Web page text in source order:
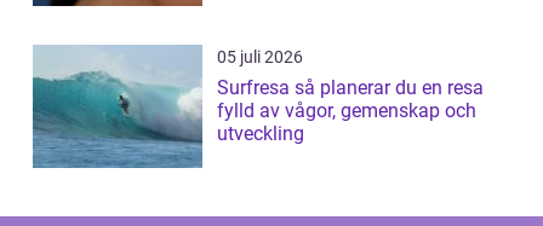
05 juli 2026
Surfresa så planerar du en resa
fylld av vågor, gemenskap och
utveckling